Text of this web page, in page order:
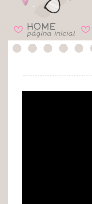
B HOME
página inicial B